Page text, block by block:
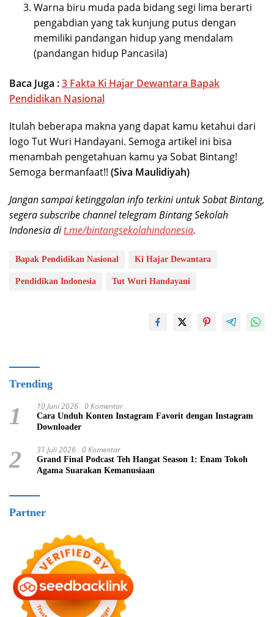
Warna biru muda pada bidang segi lima berarti
pengabdian yang tak kunjung putus dengan
memiliki pandangan hidup yang mendalam
(pandangan hidup Pancasila)
Baca Juga :3 Fakta Ki Hajar Dewantara Bapak
Pendidikan Nasional
Itulah beberapa makna yang dapat kamu ketahui dari
logo Tut Wuri Handayani. Semoga artikel ini bisa
menambah pengetahuan kamu ya Sobat Bintang!
Semoga bermanfaat!! (Siva Maulidiyah)
Jangan sampai ketinggalan info terkini untuk Sobat Bintang,
segera subscribe channel telegram Bintang Sekolah
Indonesia dit.me/bintangsekolahindonesia.
Bapak Pendidikan Nasional Ki Hajar Dewantara
Pendidikan Indonesia Tut Wuri Handayani
Trending
1 10 Juni 2026 0 Komentar
Cara Unduh Konten Instagram Favorit dengan Instagram
Downloader
2 31 Juli 2026 0 Komentar
Grand Final Podcast Teh Hangat Season 1: Enam Tokoh
Agama Suarakan Kemanusiaan
Partner